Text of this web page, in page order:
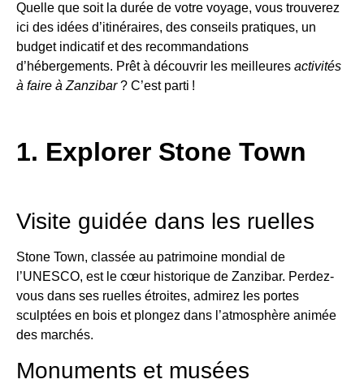
Quelle que soit la durée de votre voyage, vous trouverez
ici des idées d’itinéraires, des conseils pratiques, un
budget indicatif et des recommandations
d’hébergements. Prêt à découvrir les meilleures activités
à faire à Zanzibar? C’est parti !
1. Explorer Stone Town
Visite guidée dans les ruelles
Stone Town, classée au patrimoine mondial de
l’UNESCO, est le cœur historique de Zanzibar. Perdez-
vous dans ses ruelles étroites, admirez les portes
sculptées en bois et plongez dans l’atmosphère animée
des marchés.
Monuments et musées